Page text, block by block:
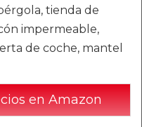
tienda de
impermeable,
de coche, mantel
en Amazon